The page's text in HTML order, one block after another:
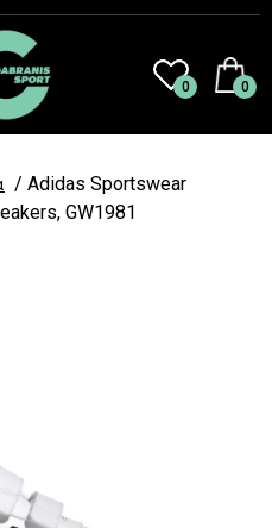
0 0
/ Adidas Sportswear
GW1981